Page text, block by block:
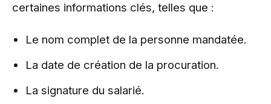
certaines informations clés, telles que :
Le nom complet de la personne mandatée.
La date de création de la procuration.
La signature du salarié.